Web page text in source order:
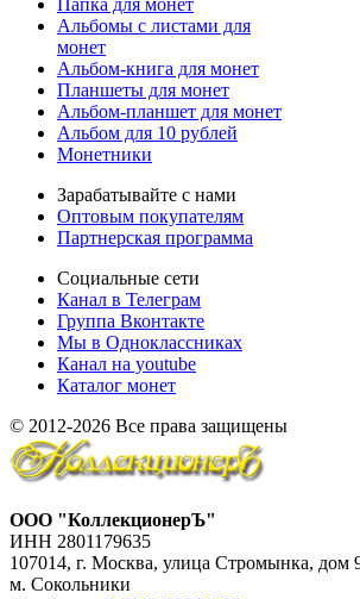
Папка для монет
Альбомы с листами для
монет
Альбом-книга для монет
Планшеты для монет
Альбом-планшет для монет
Альбом для 10 рублей
Монетники
Зарабатывайте с нами
Оптовым покупателям
Партнерская программа
Социальные сети
Канал в Телеграм
Группа Вконтакте
Мы в Одноклассниках
Канал на youtube
Каталог монет
© 2012-2026 Все права защищены
ООО "КоллекционерЪ"
ИНН 2801179635
107014, г. Москва, улица Стромынка, дом
м. Сокольники